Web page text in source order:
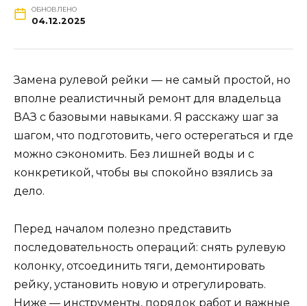
ОБНОВЛЕНО
04.12.2025
Замена рулевой рейки — не самый простой, но
вполне реалистичный ремонт для владельца
ВАЗ с базовыми навыками. Я расскажу шаг за
шагом, что подготовить, чего остерегаться и где
можно сэкономить. Без лишней воды и с
конкретикой, чтобы вы спокойно взялись за
дело.
Перед началом полезно представить
последовательность операций: снять рулевую
колонку, отсоединить тяги, демонтировать
рейку, установить новую и отрегулировать.
Ниже — инструменты, порядок работ и важные